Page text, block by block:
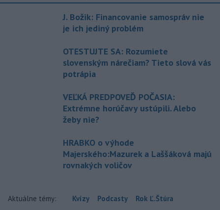
J. Božik: Financovanie samospráv nie
je ich jediný problém
OTESTUJTE SA: Rozumiete
slovenským nárečiam? Tieto slová vás
potrápia
VEĽKÁ PREDPOVEĎ POČASIA:
Extrémne horúčavy ustúpili. Alebo
žeby nie?
HRABKO o výhode
Majerského:Mazurek a Laššáková majú
rovnakých voličov
Aktuálne témy: Kvízy Podcasty Rok Ľ.Štúra